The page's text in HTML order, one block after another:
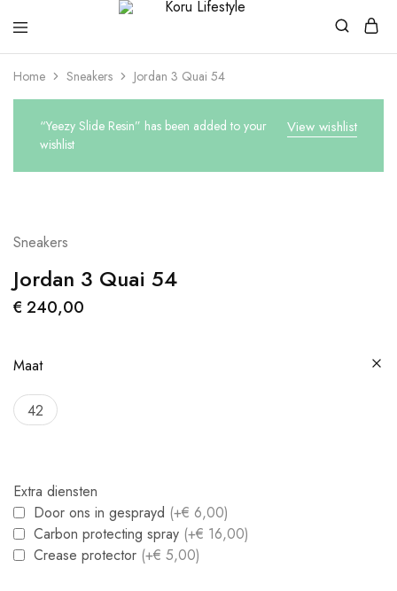
Koru
Lifestyle
Home Sneakers Jordan 3 Quai 54
View wishlist
“Yeezy Slide Resin” has been added to your
wishlist
Sneakers
Jordan 3 Quai 54
€ 240,00
Maat
42
Extra diensten
Door ons in gesprayd (+€ 6,00)
Carbon protecting spray (+€ 16,00)
Crease protector (+€ 5,00)